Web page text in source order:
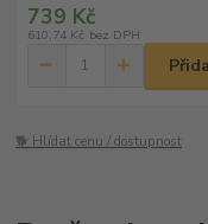
739 Kč
610,74 Kč bez DPH
🐕 Hlídat cenu / dostupnost